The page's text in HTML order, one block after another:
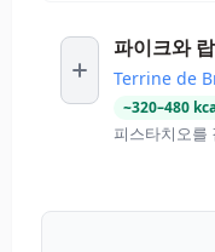
파이크와
Terrine de
~320–480
피스타치오를